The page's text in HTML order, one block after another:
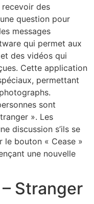
des
question pour
messages
qui permet aux
des vidéos qui
Cette application
permettant
sont
». Les
discussion s’ils se
le bouton « Cease »
une nouvelle
Stranger